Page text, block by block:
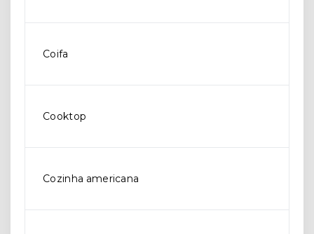
Coifa
Cooktop
Cozinha americana